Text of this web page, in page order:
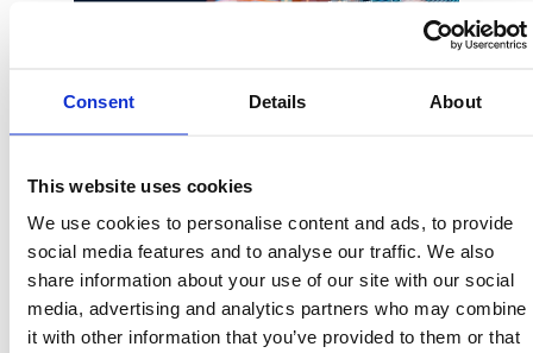
Consent Details About
This website uses cookies
We use cookies to personalise content and ads, to provide
social media features and to analyse our traffic. We also
share information about your use of our site with our social
media, advertising and analytics partners who may combine
it with other information that you’ve provided to them or that
Avsalt Group
Läs mer